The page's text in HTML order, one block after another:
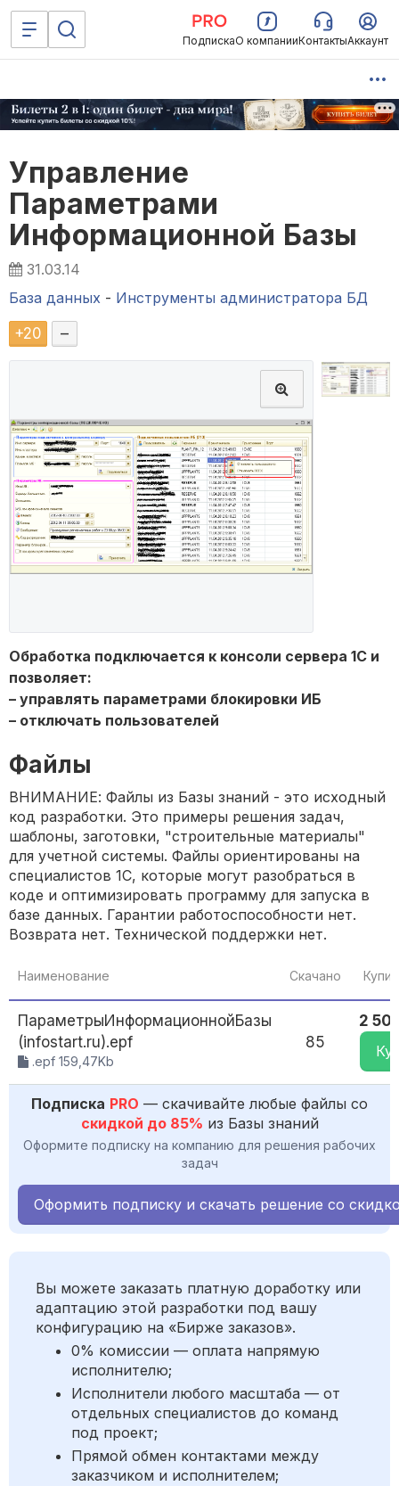
ПодпискаО компанииКонтактыАккаунт
Управление
Параметрами
Информационной Базы
31.03.14
База данных - Инструменты администратора БД
+20 –
Обработка подключается к консоли сервера 1С и
позволяет:
– управлять параметрами блокировки ИБ
– отключать пользователей
Файлы
ВНИМАНИЕ: Файлы из Базы знаний - это исходный
код разработки. Это примеры решения задач,
шаблоны, заготовки, "строительные материалы"
для учетной системы. Файлы ориентированы на
специалистов 1С, которые могут разобраться в
коде и оптимизировать программу для запуска в
базе данных. Гарантии работоспособности нет.
Возврата нет. Технической поддержки нет.
Наименование Скачано
ПараметрыИнформационнойБазы
(infostart.ru).epf
.epf 159,47Kb
85
2
Подписка PRO — скачивайте любые файлы со
скидкой до 85% из Базы знаний
Оформите подписку на компанию для решения рабочих
задач
Оформить подписку и скачать решение со
Вы можете заказать платную доработку или
адаптацию этой разработки под вашу
конфигурацию на «Бирже заказов».
0% комиссии — оплата напрямую
исполнителю;
Исполнители любого масштаба — от
отдельных специалистов до команд
под проект;
Прямой обмен контактами между
заказчиком и исполнителем;